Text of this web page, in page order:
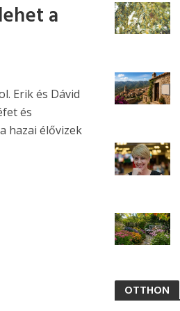
a
Erik és Dávid
és
hazai élővizek
OTTHON